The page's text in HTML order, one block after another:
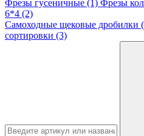
Фрезы гусеничные (1) Фрезы
6*4 (2)
Самоходные щековые дробилки
сортировки (3)